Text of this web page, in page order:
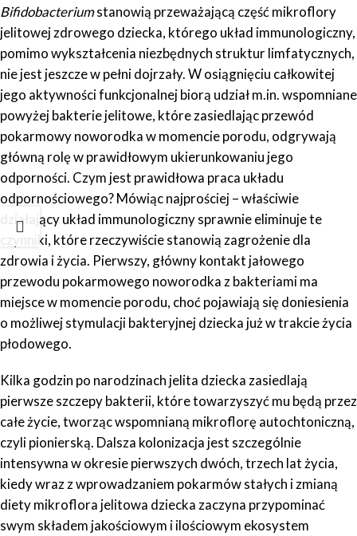
Bifidobacteriumstanowią przeważającą część mikroflory
jelitowej zdrowego dziecka, którego układ immunologiczny,
pomimo wykształcenia niezbędnych struktur limfatycznych,
nie jest jeszcze w pełni dojrzały. W osiągnięciu całkowitej
jego aktywności funkcjonalnej biorą udział m.in. wspomniane
powyżej bakterie jelitowe, które zasiedlając przewód
pokarmowy noworodka w momencie porodu, odgrywają
główną rolę w prawidłowym ukierunkowaniu jego
odporności. Czym jest prawidłowa praca układu
odpornościowego? Mówiąc najprościej – właściwie
działający układ immunologiczny sprawnie eliminuje te
czynniki, które rzeczywiście stanowią zagrożenie dla
zdrowia i życia. Pierwszy, główny kontakt jałowego
przewodu pokarmowego noworodka z bakteriami ma
miejsce w momencie porodu, choć pojawiają się doniesienia
o możliwej stymulacji bakteryjnej dziecka już w trakcie życia
płodowego.
Kilka godzin po narodzinach jelita dziecka zasiedlają
pierwsze szczepy bakterii, które towarzyszyć mu będą przez
całe życie, tworząc wspomnianą mikroflorę autochtoniczną,
czyli pionierską. Dalsza kolonizacja jest szczególnie
intensywna w okresie pierwszych dwóch, trzech lat życia,
kiedy wraz z wprowadzaniem pokarmów stałych i zmianą
diety mikroflora jelitowa dziecka zaczyna przypominać
swym składem jakościowym i ilościowym ekosystem